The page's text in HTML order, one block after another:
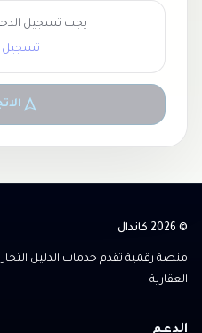
يجب تسجيل
تسجيل
© 2026 كاندال
منصة رقمية تقدم خدمات الدليل
العقارية